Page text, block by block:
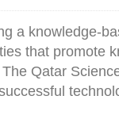
a knowledge-
that promote
Qatar